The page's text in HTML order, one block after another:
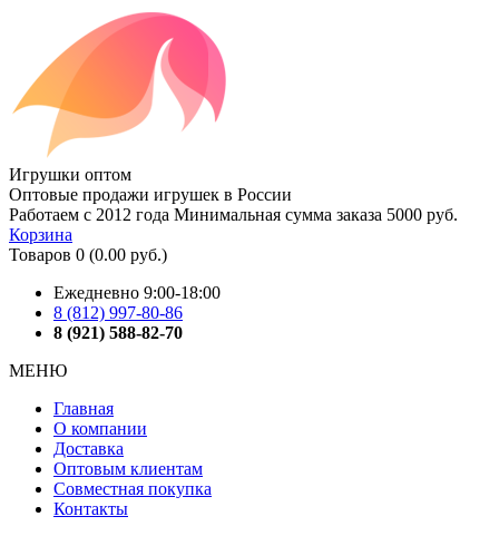
Игрушки оптом
Оптовые продажи игрушек в России
Работаем с 2012 года Минимальная сумма заказа 5000 руб.
Корзина
Товаров 0 (0.00 руб.)
Ежедневно 9:00-18:00
8 (812) 997-80-86
8 (921) 588-82-70
МЕНЮ
Главная
О компании
Доставка
Оптовым клиентам
Совместная покупка
Контакты